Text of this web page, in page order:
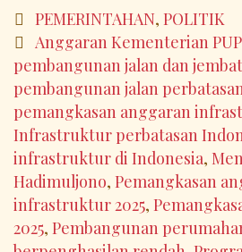
Persen:
Dampak
pada
Program
Kementerian
PUPR
yang
Hilang
Categories
PEMERINTAHAN, POLITIK
Tags
Anggaran Kementerian
pembangunan jalan dan
pembangunan jalan
pemangkasan anggaran
Infrastruktur perbatasan
infrastruktur di Indonesia,
Hadimuljono, Pemangkasan
infrastruktur 2025,
2025, Pembangunan